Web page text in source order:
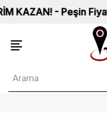
- Peşin